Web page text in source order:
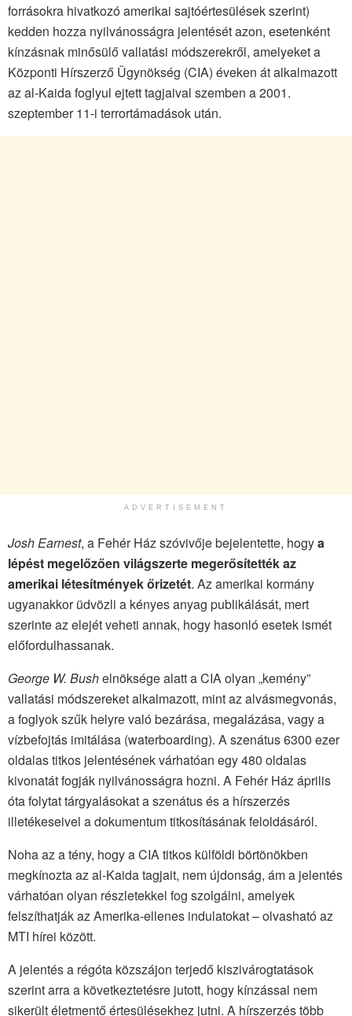
forrásokra hivatkozó amerikai sajtóértesülések szerint)
kedden hozza nyilvánosságra jelentését azon, esetenként
kínzásnak minősülő vallatási módszerekről, amelyeket a
Központi Hírszerző Ügynökség (CIA) éveken át alkalmazott
az al-Kaida foglyul ejtett tagjaival szemben a 2001.
szeptember 11-i terrortámadások után.
ADVERTISEMENT
Josh Earnest, a Fehér Ház szóvivője bejelentette, hogya
lépést megelőzően világszerte megerősítették az
amerikai létesítmények őrizetét. Az amerikai kormány
ugyanakkor üdvözli a kényes anyag publikálását, mert
szerinte az elejét veheti annak, hogy hasonló esetek ismét
előfordulhassanak.
George W. Bushelnöksége alatt a CIA olyan „kemény”
vallatási módszereket alkalmazott, mint az alvásmegvonás,
a foglyok szűk helyre való bezárása, megalázása, vagy a
vízbefojtás imitálása (waterboarding). A szenátus 6300 ezer
oldalas titkos jelentésének várhatóan egy 480 oldalas
kivonatát fogják nyilvánosságra hozni. A Fehér Ház április
óta folytat tárgyalásokat a szenátus és a hírszerzés
illetékeseivel a dokumentum titkosításának feloldásáról.
Noha az a tény, hogy a CIA titkos külföldi börtönökben
megkínozta az al-Kaida tagjait, nem újdonság, ám a jelentés
várhatóan olyan részletekkel fog szolgálni, amelyek
felszíthatják az Amerika-ellenes indulatokat – olvasható az
MTI hírei között.
A jelentés a régóta közszájon terjedő kiszivárogtatások
szerint arra a következtetésre jutott, hogy kínzással nem
sikerült életmentő értesülésekhez jutni. A hírszerzés több